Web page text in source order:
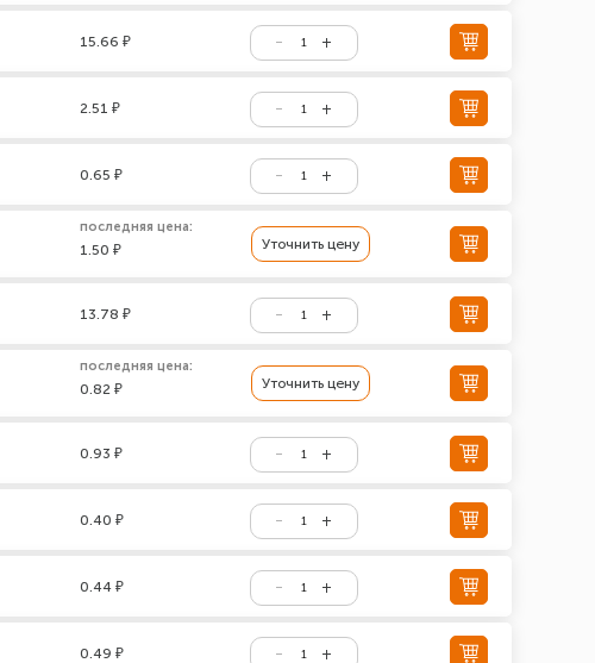
15.66 ₽
2.51 ₽
0.65 ₽
последняя цена:
1.50 ₽ Уточнить цену
13.78 ₽
последняя цена:
0.82 ₽ Уточнить цену
0.93 ₽
0.40 ₽
0.44 ₽
0.49 ₽